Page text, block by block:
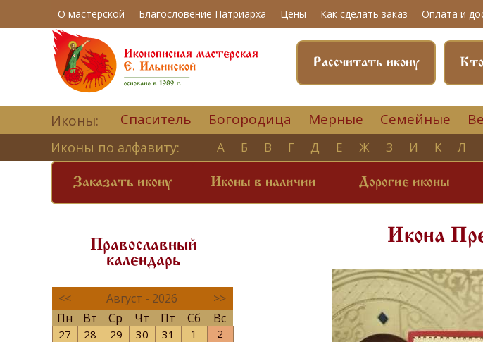
О мастерской Благословение Патриарха Цены Как сделать заказ Оплата и
Рассчитать икону
Иконы: Спаситель Богородица Мерные Семейные
Иконы по алфавиту: А Б В Г Д Е Ж З И К Л
Заказать икону Иконы в наличии Дорогие иконы
Православный
календарь
<< Август - 2026
>>
Пн
Вт Ср Чт Пт Сб Вс
27 28 29 30 31 1
2
Икона